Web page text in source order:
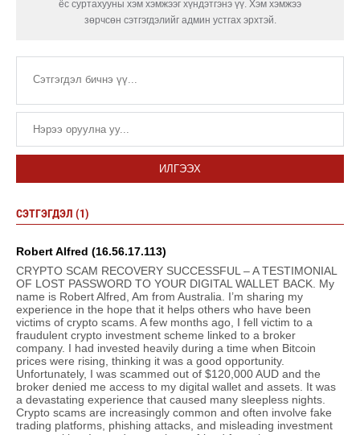
ёс суртахууны хэм хэмжээг хүндэтгэнэ үү. Хэм хэмжээ
зөрчсөн сэтгэгдэлийг админ устгах эрхтэй.
ИЛГЭЭХ
СЭТГЭГДЭЛ (1)
Robert Alfred (16.56.17.113)
CRYPTO SCAM RECOVERY SUCCESSFUL – A TESTIMONIAL
OF LOST PASSWORD TO YOUR DIGITAL WALLET BACK. My
name is Robert Alfred, Am from Australia. I’m sharing my
experience in the hope that it helps others who have been
victims of crypto scams. A few months ago, I fell victim to a
fraudulent crypto investment scheme linked to a broker
company. I had invested heavily during a time when Bitcoin
prices were rising, thinking it was a good opportunity.
Unfortunately, I was scammed out of $120,000 AUD and the
broker denied me access to my digital wallet and assets. It was
a devastating experience that caused many sleepless nights.
Crypto scams are increasingly common and often involve fake
trading platforms, phishing attacks, and misleading investment